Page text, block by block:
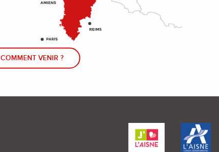
COMMENT VENIR ?